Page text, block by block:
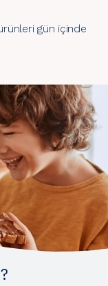
gün içinde